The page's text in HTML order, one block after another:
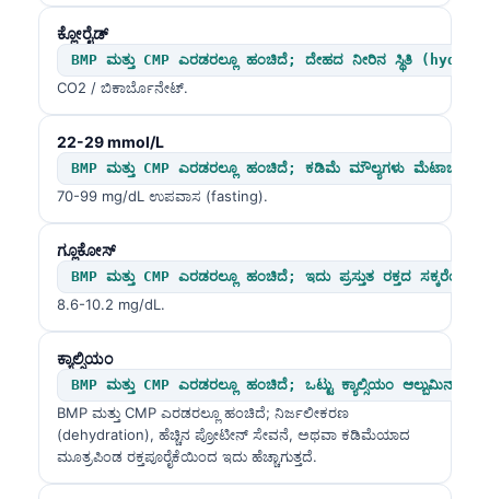
ಕ್ಲೋರೈಡ್
BMP ಮತ್ತು CMP ಎರಡರಲ್ಲೂ ಹಂಚಿದೆ; ದೇಹದ ನೀರಿನ ಸ್ಥಿತಿ
CO2 / ಬಿಕಾರ್ಬೊನೇಟ್.
22-29 mmol/L
BMP ಮತ್ತು CMP ಎರಡರಲ್ಲೂ ಹಂಚಿದೆ; ಕಡಿಮೆ ಮೌಲ್ಯಗಳು
70-99 mg/dL ಉಪವಾಸ (fasting).
ಗ್ಲೂಕೋಸ್
BMP ಮತ್ತು CMP ಎರಡರಲ್ಲೂ ಹಂಚಿದೆ; ಇದು ಪ್ರಸ್ತುತ ರಕ್ತದ
8.6-10.2 mg/dL.
ಕ್ಯಾಲ್ಸಿಯಂ
BMP ಮತ್ತು CMP ಎರಡರಲ್ಲೂ ಹಂಚಿದೆ; ಒಟ್ಟು ಕ್ಯಾಲ್ಸಿಯಂ ಆಲ್ಬುಮಿನ್
BMP ಮತ್ತು CMP ಎರಡರಲ್ಲೂ ಹಂಚಿದೆ; ನಿರ್ಜಲೀಕರಣ
(dehydration), ಹೆಚ್ಚಿನ ಪ್ರೋಟೀನ್ ಸೇವನೆ, ಅಥವಾ ಕಡಿಮೆಯಾದ
ಮೂತ್ರಪಿಂಡ ರಕ್ತಪೂರೈಕೆಯಿಂದ ಇದು ಹೆಚ್ಚಾಗುತ್ತದೆ.